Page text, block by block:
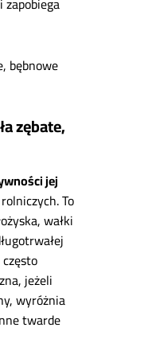
bębnowe
zębate,
jej
To
wałki
jeżeli
wyróżnia
twarde